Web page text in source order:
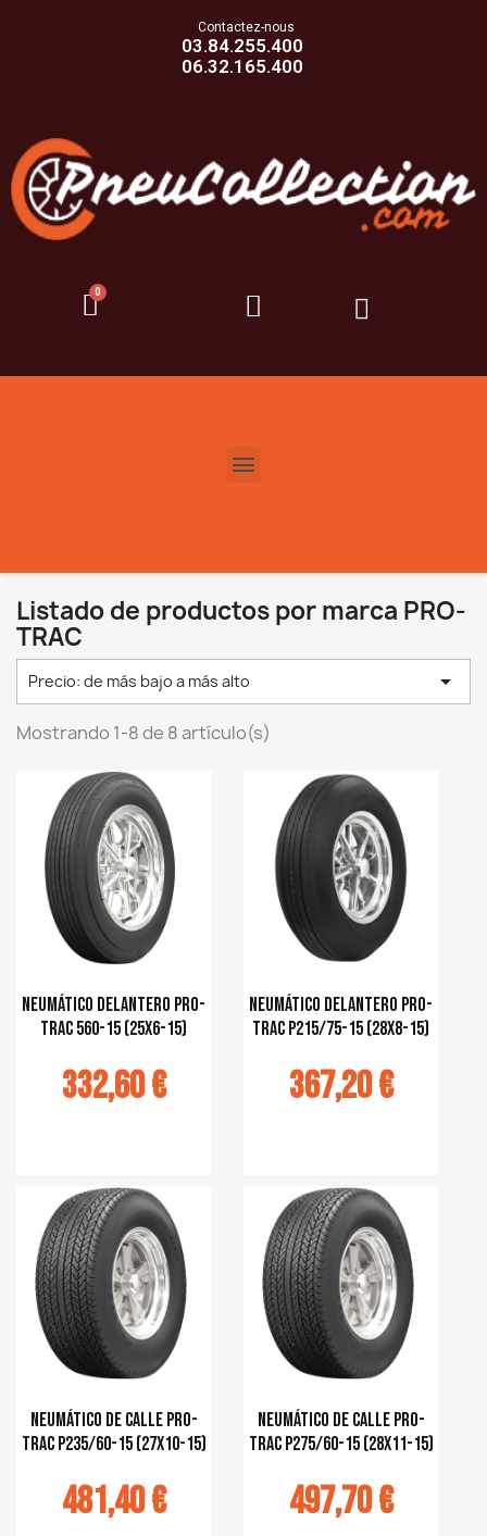
Contactez-nous
03.84.255.400
06.32.165.400
Listado de productos por marca PRO-
TRAC
Precio: de más bajo a más alto 
Mostrando 1-8 de 8 artículo(s)
Neumático delantero Pro-
Trac 560-15 (25x6-15)
332,60 €
au panier
Neumático delantero Pro-
Trac P215/75-15 (28x8-15)
367,20 €
Ajouter au panier
Neumático de calle Pro-
Trac P235/60-15 (27x10-15)
481,40 €
Neumático de calle Pro-
Trac P275/60-15 (28x11-15)
497,70 €